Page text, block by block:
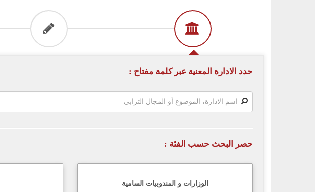
حدد الادارة المعنية عبر كلمة مفتاح :
حصر البحث حسب الفئة :
الوزارات و المندوبيات السامية